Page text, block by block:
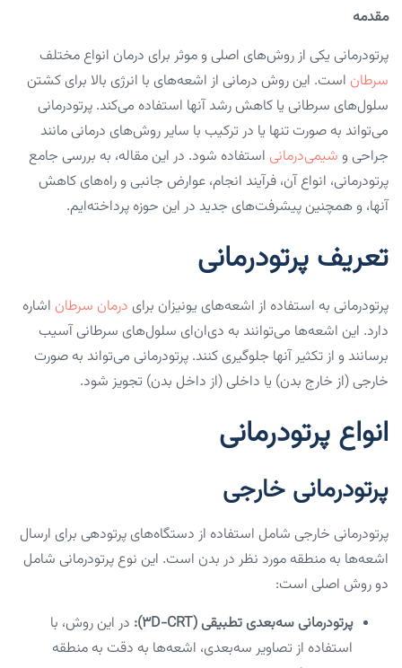
مقدمه
پرتودرمانی یکی از روش‌های اصلی و موثر برای درمان انواع مختلف
سرطان است. این روش درمانی از اشعه‌های با انرژی بالا برای کشتن
سلول‌های سرطانی یا کاهش رشد آنها استفاده می‌کند. پرتودرمانی
می‌تواند به صورت تنها یا در ترکیب با سایر روش‌های درمانی مانند
جراحی و شیمی‌درمانی استفاده شود. در این مقاله، به بررسی جامع
پرتودرمانی، انواع آن، فرآیند انجام، عوارض جانبی و راه‌های کاهش
آنها، و همچنین پیشرفت‌های جدید در این حوزه پرداخته‌ایم.
تعریف پرتودرمانی
پرتودرمانی به استفاده از اشعه‌های یونیزان برای درمان سرطان اشاره
دارد. این اشعه‌ها می‌توانند به دی‌ان‌ای سلول‌های سرطانی آسیب
برسانند و از تکثیر آنها جلوگیری کنند. پرتودرمانی می‌تواند به صورت
خارجی (از خارج بدن) یا داخلی (از داخل بدن) تجویز شود.
انواع پرتودرمانی
پرتودرمانی خارجی
پرتودرمانی خارجی شامل استفاده از دستگاه‌های پرتودهی برای ارسال
اشعه‌ها به منطقه مورد نظر در بدن است. این نوع پرتودرمانی شامل
دو روش اصلی است:
پرتودرمانی سه‌بعدی تطبیقی (3D-CRT):
در این روش، با
استفاده از تصاویر سه‌بعدی، اشعه‌ها به دقت به منطقه